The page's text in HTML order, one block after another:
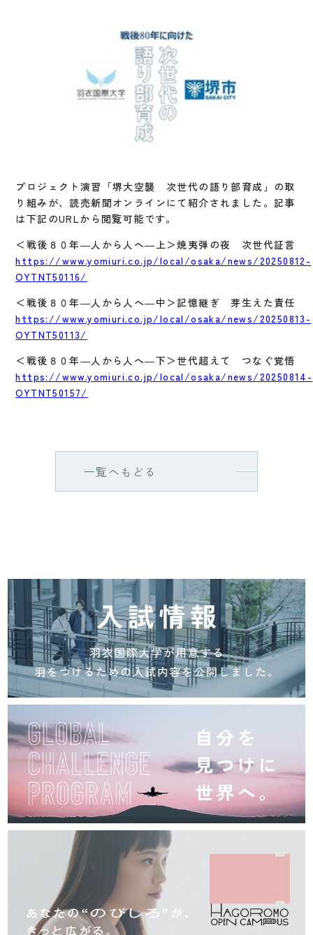
プロジェクト演習「堺大空襲 次世代の語り部育成」の取
り組みが、読売新聞オンラインにて紹介されました。記事
は下記のURLから閲覧可能です。
＜戦後８０年―人から人へ―上＞焼夷弾の夜 次世代証言
https://www.yomiuri.co.jp/local/osaka/news/20250812-
OYTNT50116/
＜戦後８０年―人から人へ―中＞記憶継ぎ 芽生えた責任
https://www.yomiuri.co.jp/local/osaka/news/20250813-
OYTNT50113/
＜戦後８０年―人から人へ―下＞世代超えて つなぐ覚悟
https://www.yomiuri.co.jp/local/osaka/news/20250814-
OYTNT50157/
一覧へもどる